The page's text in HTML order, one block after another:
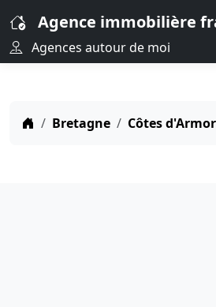
Agence immobilière
Agences autour de moi
Bretagne Côtes